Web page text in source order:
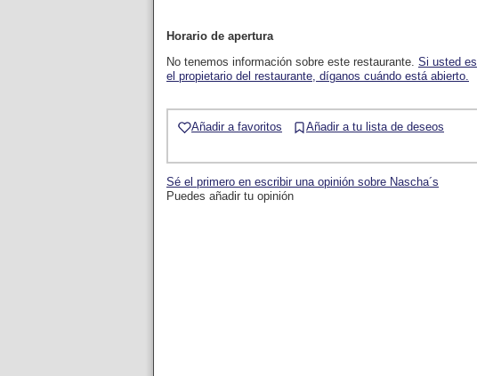
Horario de apertura
No tenemos información sobre este restaurante. Si usted es
el propietario del restaurante, díganos cuándo está abierto.
Añadir a favoritos Añadir a tu lista de deseos
Sé el primero en escribir una opinión sobre Nascha´s
Puedes añadir tu opinión